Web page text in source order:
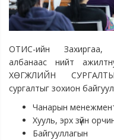
ОТИС-ийн Захиргаа,
албанаас нийт
ХӨГЖЛИЙН
сургалтыг зохион
Чанарын
Хууль, эрх зүйн
Байгууллагын